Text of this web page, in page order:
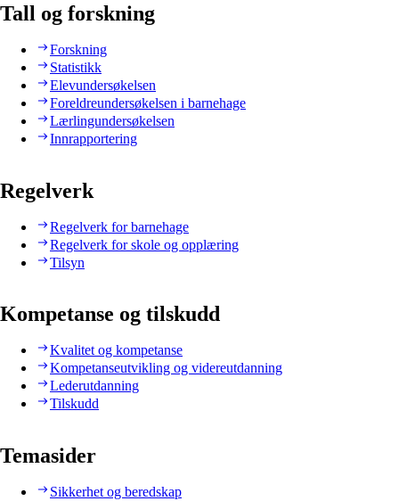
Tall og forskning
Forskning
Statistikk
Elevundersøkelsen
Foreldreundersøkelsen i barnehage
Lærlingundersøkelsen
Innrapportering
Regelverk
Regelverk for barnehage
Regelverk for skole og opplæring
Tilsyn
Kompetanse og tilskudd
Kvalitet og kompetanse
Kompetanseutvikling og videreutdanning
Lederutdanning
Tilskudd
Temasider
Sikkerhet og beredskap